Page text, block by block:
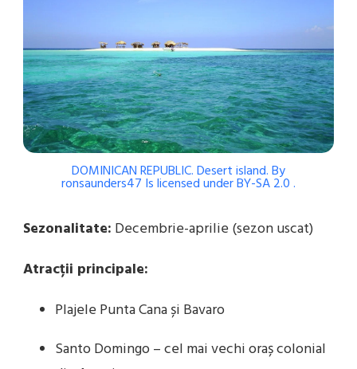
DOMINICAN REPUBLIC. Desert island.By
ronsaunders47 Is licensed underBY-SA 2.0.
Sezonalitate: Decembrie-aprilie (sezon uscat)
Atracții principale:
Plajele Punta Cana și Bavaro
Santo Domingo – cel mai vechi oraș colonial